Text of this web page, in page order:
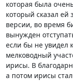
которая была
который сказал
версии, во время
вынужден
если бы не увидел
мелководный
ирисы. В
а потом ирисы